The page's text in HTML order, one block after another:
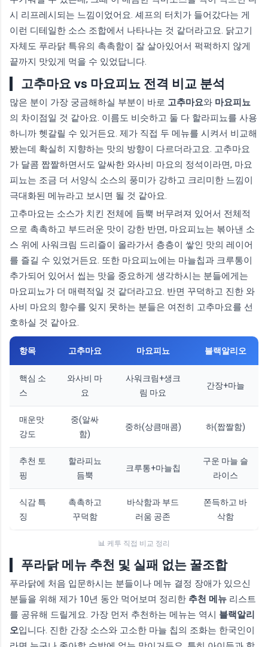
시 리프레시되는 느낌이었어요. 셰프의 터치가 들어갔다는 게
이런 디테일한 소스 조합에서 나타나는 것 같더라고요. 닭고기
자체도 푸라닭 특유의 촉촉함이 잘 살아있어서 퍽퍽하지 않게
끝까지 맛있게 먹을 수 있었답니다.
고추마요 vs 마요피뇨 전격 비교 분석
많은 분이 가장 궁금해하실 부분이 바로 고추마요와 마요피뇨
의 차이점일 것 같아요. 이름도 비슷하고 둘 다 할라피뇨를 사용
하니까 헷갈릴 수 있거든요. 제가 직접 두 메뉴를 시켜서 비교해
봤는데 확실히 지향하는 맛의 방향이 다르더라고요. 고추마요
가 달콤 짭짤하면서도 알싸한 와사비 마요의 정석이라면, 마요
피뇨는 조금 더 서양식 소스의 풍미가 강하고 크리미한 느낌이
극대화된 메뉴라고 보시면 될 것 같아요.
고추마요는 소스가 치킨 전체에 듬뿍 버무려져 있어서 전체적
으로 촉촉하고 부드러운 맛이 강한 반면, 마요피뇨는 볶아낸 소
스 위에 사워크림 드리즐이 올라가서 층층이 쌓인 맛의 레이어
를 즐길 수 있었거든요. 또한 마요피뇨에는 마늘칩과 크루통이
추가되어 있어서 씹는 맛을 중요하게 생각하시는 분들에게는
마요피뇨가 더 매력적일 것 같더라고요. 반면 꾸덕하고 진한 와
사비 마요의 향수를 잊지 못하는 분들은 여전히 고추마요를 선
호하실 것 같아요.
항목 고추마요 마요피뇨 블랙알리오
핵심 소
스
와사비 마
요
사워크림+생크
림 마요
간장+마늘
매운맛
강도
중(알싸
함)
중하(상큼매콤) 하(짭짤함)
추천 토
핑
할라피뇨
듬뿍
크루통+마늘칩
구운 마늘 슬
라이스
식감 특
징
촉촉하고
꾸덕함
바삭함과 부드
러움 공존
쫀득하고 바
삭함
📊 케투 직접 비교 정리
푸라닭 메뉴 추천 및 실패 없는 꿀조합
푸라닭에 처음 입문하시는 분들이나 메뉴 결정 장애가 있으신
분들을 위해 제가 10년 동안 먹어보며 정리한 추천 메뉴 리스트
를 공유해 드릴게요. 가장 먼저 추천하는 메뉴는 역시 블랙알리
오입니다. 진한 간장 소스와 고소한 마늘 칩의 조화는 한국인이